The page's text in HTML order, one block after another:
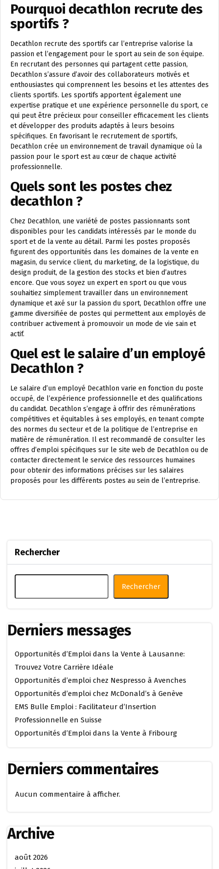
Pourquoi decathlon recrute des
sportifs ?
Decathlon recrute des sportifs car l’entreprise valorise la
passion et l’engagement pour le sport au sein de son équipe.
En recrutant des personnes qui partagent cette passion,
Decathlon s’assure d’avoir des collaborateurs motivés et
enthousiastes qui comprennent les besoins et les attentes des
clients sportifs. Les sportifs apportent également une
expertise pratique et une expérience personnelle du sport, ce
qui peut être précieux pour conseiller efficacement les clients
et développer des produits adaptés à leurs besoins
spécifiques. En favorisant le recrutement de sportifs,
Decathlon crée un environnement de travail dynamique où la
passion pour le sport est au cœur de chaque activité
professionnelle.
Quels sont les postes chez
decathlon ?
Chez Decathlon, une variété de postes passionnants sont
disponibles pour les candidats intéressés par le monde du
sport et de la vente au détail. Parmi les postes proposés
figurent des opportunités dans les domaines de la vente en
magasin, du service client, du marketing, de la logistique, du
design produit, de la gestion des stocks et bien d’autres
encore. Que vous soyez un expert en sport ou que vous
souhaitiez simplement travailler dans un environnement
dynamique et axé sur la passion du sport, Decathlon offre une
gamme diversifiée de postes qui permettent aux employés de
contribuer activement à promouvoir un mode de vie sain et
actif.
Quel est le salaire d’un employé
Decathlon ?
Le salaire d’un employé Decathlon varie en fonction du poste
occupé, de l’expérience professionnelle et des qualifications
du candidat. Decathlon s’engage à offrir des rémunérations
compétitives et équitables à ses employés, en tenant compte
des normes du secteur et de la politique de l’entreprise en
matière de rémunération. Il est recommandé de consulter les
offres d’emploi spécifiques sur le site web de Decathlon ou de
contacter directement le service des ressources humaines
pour obtenir des informations précises sur les salaires
proposés pour les différents postes au sein de l’entreprise.
Rechercher
Rechercher
Derniers messages
Opportunités d’Emploi dans la Vente à Lausanne:
Trouvez Votre Carrière Idéale
Opportunités d’emploi chez Nespresso à Avenches
Opportunités d’emploi chez McDonald’s à Genève
EMS Bulle Emploi : Facilitateur d’Insertion
Professionnelle en Suisse
Opportunités d’Emploi dans la Vente à Fribourg
Derniers commentaires
Aucun commentaire à afficher.
Archive
août 2026